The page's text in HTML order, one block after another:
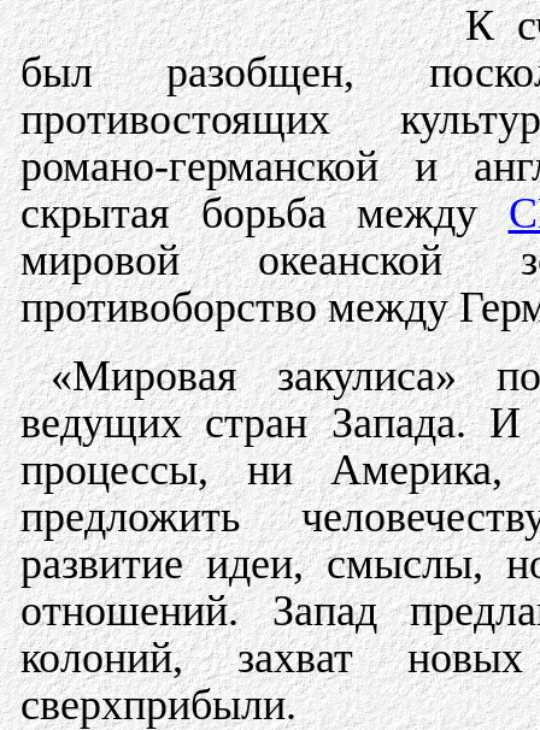
К
был разобщен,
противостоящих
романо-германской и
скрытая борьба между
мировой океанской
противоборство между
«Мировая закулиса»
ведущих стран Запада.
процессы, ни
предложить
развитие идеи, смыслы,
отношений. Запад
колоний, захват
сверхприбыли.